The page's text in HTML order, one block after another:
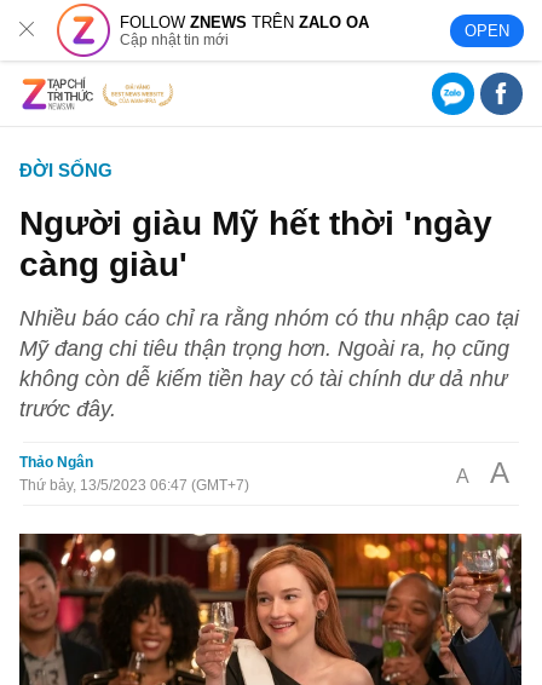
FOLLOWZNEWS TRÊNZALO OA
Cập nhật tin mới OPEN
ĐỜI SỐNG
Người giàu Mỹ hết thời 'ngày
càng giàu'
Nhiều báo cáo chỉ ra rằng nhóm có thu nhập cao tại
Mỹ đang chi tiêu thận trọng hơn. Ngoài ra, họ cũng
không còn dễ kiếm tiền hay có tài chính dư dả như
trước đây.
Thảo Ngân
Thứ bảy, 13/5/2023 06:47 (GMT+7)
A A